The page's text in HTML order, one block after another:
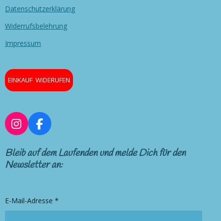
Datenschutzerklärung
Widerrufsbelehrung
Impressum
EINKAUF WIDERUFEN
I
n
s
t
a
a
F
a
c
e
b
k
Bleib auf dem Laufenden und melde Dich für den
Newsletter an:
E-Mail-Adresse *